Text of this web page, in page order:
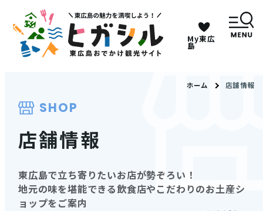
My東広
島
ホーム 店舗情報
SHOP
店舗情報
東広島で立ち寄りたいお店が勢ぞろい！
地元の味を堪能できる飲食店やこだわりのお土産シ
ョップをご案内
キーワードは2つまで、30文字以内で検索してくだ
さい。
メニュー
MENU
観光スポット